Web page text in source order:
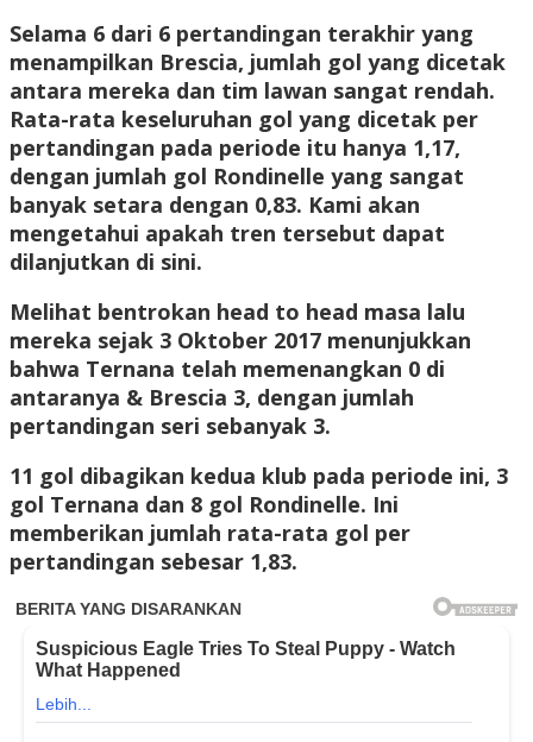
Selama 6 dari 6 pertandingan terakhir yang
menampilkan Brescia, jumlah gol yang dicetak
antara mereka dan tim lawan sangat rendah.
Rata-rata keseluruhan gol yang dicetak per
pertandingan pada periode itu hanya 1,17,
dengan jumlah gol Rondinelle yang sangat
banyak setara dengan 0,83. Kami akan
mengetahui apakah tren tersebut dapat
dilanjutkan di sini.
Melihat bentrokan head to head masa lalu
mereka sejak 3 Oktober 2017 menunjukkan
bahwa Ternana telah memenangkan 0 di
antaranya & Brescia 3, dengan jumlah
pertandingan seri sebanyak 3.
11 gol dibagikan kedua klub pada periode ini, 3
gol Ternana dan 8 gol Rondinelle. Ini
memberikan jumlah rata-rata gol per
pertandingan sebesar 1,83.